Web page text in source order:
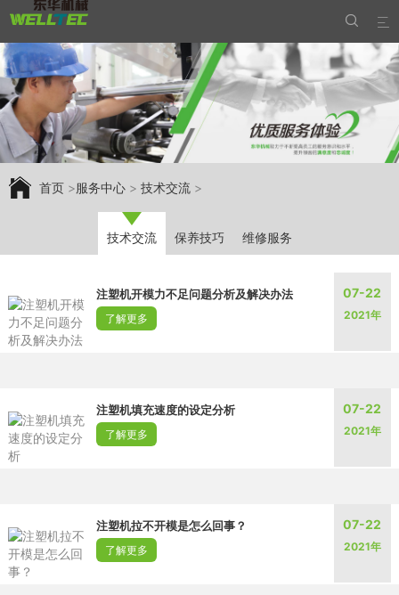


首页>服务中心> 技术交流>
技术交流 保养技巧 维修服务
注塑机开模力不足问题分析及解决办法
了解更多
07-22
2021年
注塑机填充速度的设定分析
了解更多
07-22
2021年
注塑机拉不开模是怎么回事？
了解更多
07-22
2021年